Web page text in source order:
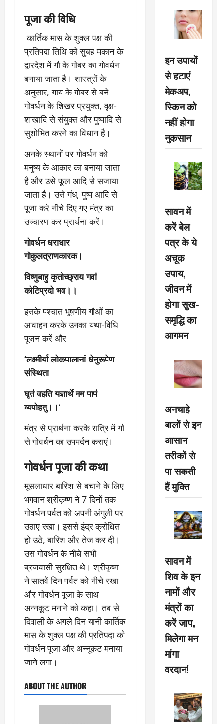
पूजा की विधि
कार्तिक मास के शुक्ल पक्ष की
प्रतिपदा तिथि को सुबह मकान के
द्वारदेश में गौ के गोबर का गोवर्धन
बनाया जाता है। शास्त्रों के
अनुसार, गाय के गोबर से बने
गोवर्धन के शिखर प्रयुक्त, वृक्ष-
शाखादि से संयुक्त और पुष्पादि से
सुशोभित करने का विधान है।
अनके स्थानों पर गोवर्धन को
मनुष्य के आकार का बनाया जाता
है और उसे फूल आदि से सजाया
जाता है। उसे गंध, पुष्प आदि से
पूजा करे नीचे दिए गए मंत्र का
उच्चारण कर प्रार्थना करें।
गोवर्धन धराधार
गोकुलत्राणकारक।
विष्णुबाहु कृतोच्छ्राय गवां
कोटिप्रदो भव।।
इसके पश्चात भूषणीय गौओं का
आवाहन करके उनका यथा-विधि
पूजन करें और
‘लक्ष्मीर्या लोकपालानां धेनुरूपेण
संस्थिता
घृतं वहति यज्ञार्थे मम पापं
व्यपोहतु।।‘
मंत्र से प्रार्थना करके रात्रि में गौ
से गोवर्धन का उपमर्दन कराएं।
गोवर्धन पूजा की ​कथा
मूसलाधार बारिश से बचाने के लिए
भगवान श्रीकृष्ण ने 7 दिनों तक
गोवर्धन पर्वत को अपनी अंगुली पर
उठाए रखा। इससे इंद्र क्रोधित
हो उठे, बारिश और तेज कर दी।
उस गोवर्धन के नीचे सभी
ब्रजवासी सुरक्षित थे। श्रीकृष्ण
ने सातवें दिन पर्वत को नीचे रखा
और गोवर्धन पूजा के साथ
अन्नकूट मनाने को कहा। तब से
दिवाली के अगले दिन यानी कार्तिक
मास के शुक्ल पक्ष की प्रतिपदा को
गोवर्धन पूजा और अन्नूकट मनाया
जाने लगा।
ABOUT THE AUTHOR
इन उपायों
से हटाएं
मेकअप,
स्किन को
नहीं होगा
नुकसान
सावन में
करें बेल
पत्र के ये
अचूक
उपाय,
जीवन में
होगा सुख-
समृद्धि का
आगमन
अनचाहे
बालों से इन
आसान
तरीकों से
पा सकती
हैं मुक्ति
सावन में
शिव के इन
नामों और
मंत्रों का
करें जाप,
मिलेगा मन
मांगा
वरदान!